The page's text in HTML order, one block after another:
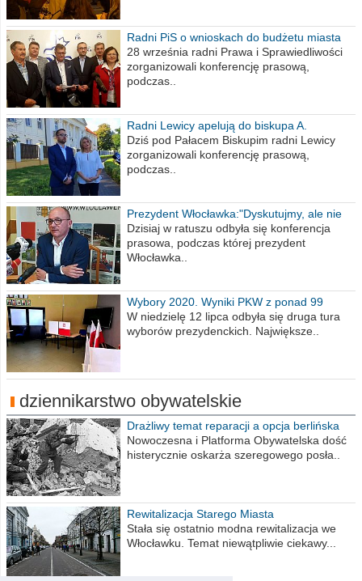
Radni PiS o wnioskach do budżetu miasta
na 2021 rok
28 września radni Prawa i Sprawiedliwości
zorganizowali konferencję prasową,
podczas..
Radni Lewicy apelują do biskupa A.
Wiesława Meringa
Dziś pod Pałacem Biskupim radni Lewicy
zorganizowali konferencję prasową,
podczas..
Prezydent Włocławka:"Dyskutujmy, ale nie
obrażajmy się”
Dzisiaj w ratuszu odbyła się konferencja
prasowa, podczas której prezydent
Włocławka..
Wybory 2020. Wyniki PKW z ponad 99
procent obwodów
W niedzielę 12 lipca odbyła się druga tura
wyborów prezydenckich. Największe..
dziennikarstwo obywatelskie
Drażliwy temat reparacji a opcja berlińska
Nowoczesna i Platforma Obywatelska dość
histerycznie oskarża szeregowego posła..
Rewitalizacja Starego Miasta
Stała się ostatnio modna rewitalizacja we
Włocławku. Temat niewątpliwie ciekawy...